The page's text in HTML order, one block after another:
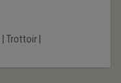
Trottoir|